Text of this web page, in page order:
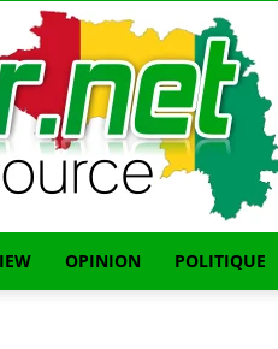
OPINION POLITIQUE